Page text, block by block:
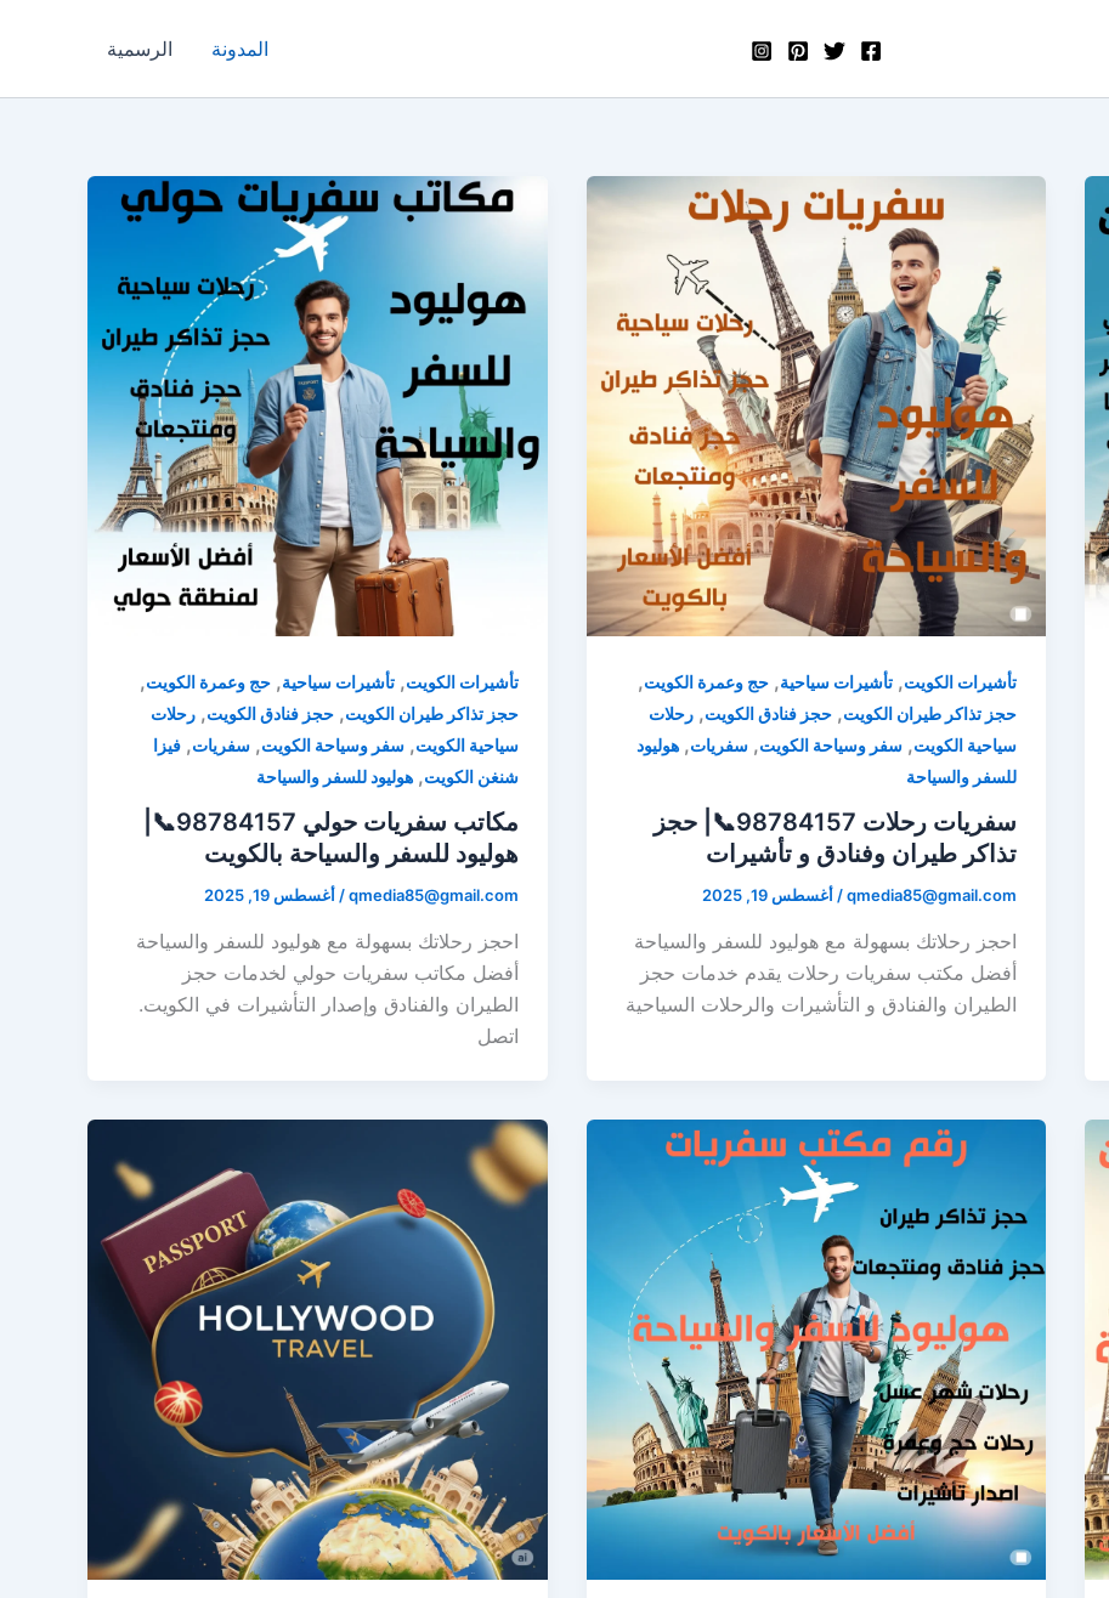
المدونة الرسمية
تأشيرات الكويت, تأشيرات سياحية, حج وعمرة الكويت,
حجز تذاكر طيران الكويت, حجز فنادق الكويت, رحلات
سياحية الكويت, سفر وسياحة الكويت, سفريات, هوليود
للسفر والسياحة
سفريات رحلات 98784157📞| حجز
تذاكر طيران وفنادق و تأشيرات
qmedia85@gmail.com
/أغسطس 19, 2025
احجز رحلاتك بسهولة مع هوليود للسفر والسياحة
أفضل مكتب سفريات رحلات يقدم خدمات حجز
الطيران والفنادق و التأشيرات والرحلات السياحية
تأشيرات الكويت,تأشيرات سياحية,حج وعمرة الكويت,
حجز تذاكر طيران الكويت,حجز فنادق الكويت,رحلات
سياحية الكويت,سفر وسياحة الكويت,سفريات,فيزا
شنغن الكويت,هوليود للسفر والسياحة
مكاتب سفريات حولي 98784157📞|
هوليود للسفر والسياحة بالكويت
qmedia85@gmail.com
/أغسطس 19, 2025
احجز رحلاتك بسهولة مع هوليود للسفر والسياحة
أفضل مكاتب سفريات حولي لخدمات حجز
الطيران والفنادق وإصدار التأشيرات في الكويت.
اتصل